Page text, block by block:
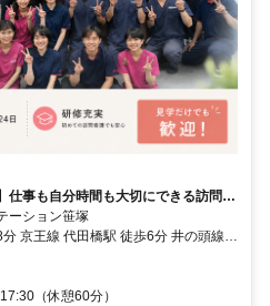
仕事も自分時間も大切にできる訪問看
ーション笹塚
（休憩60分）